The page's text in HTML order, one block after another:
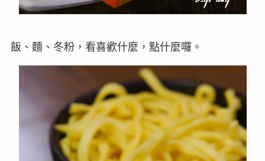
飯、麵、冬粉，看喜歡什麼，點什麼囉。